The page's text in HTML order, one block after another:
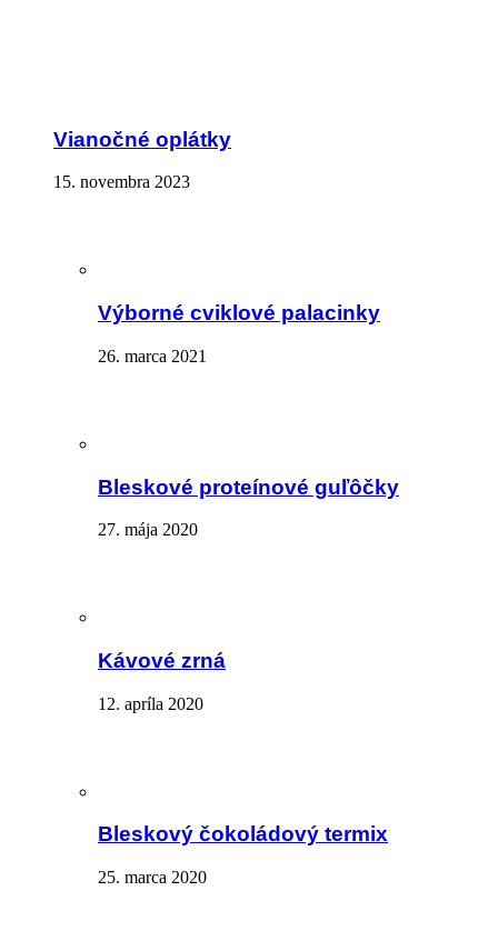
Vianočné oplátky
15. novembra 2023
Výborné cviklové palacinky
26. marca 2021
Bleskové proteínové guľôčky
27. mája 2020
Kávové zrná
12. apríla 2020
Bleskový čokoládový termix
25. marca 2020